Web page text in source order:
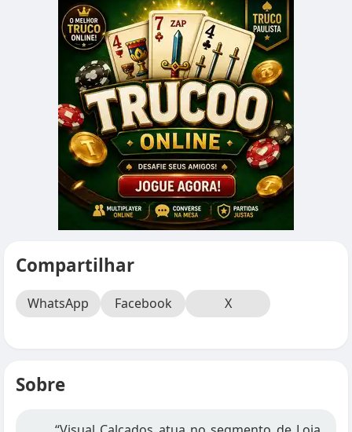
Compartilhar
WhatsApp Facebook X
Sobre